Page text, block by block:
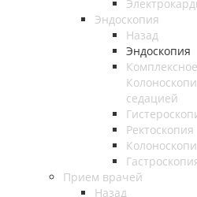
Эндоскопия
Назад
Эндоскопия
седацией
Ректоскопия
Прием врачей
Назад